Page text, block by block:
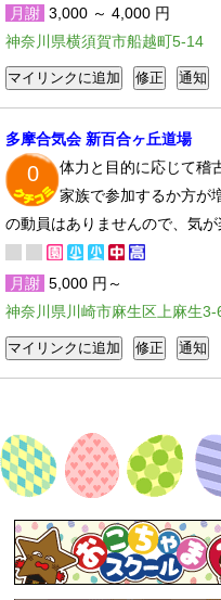
月謝 3,000 ～ 4,000 円
神奈川県横須賀市船越町5-14
多摩合気会 新百合ヶ丘道場
0
体力と目的に応じて稽
家族で参加するか方が
の動員はありませんので、気
月謝 5,000 円～
神奈川県川崎市麻生区上麻生